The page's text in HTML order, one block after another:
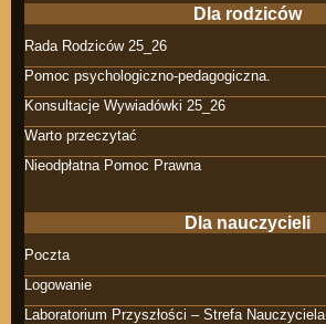
Dla rodziców
Rada Rodziców 25_26
Pomoc psychologiczno-pedagogiczna.
Konsultacje Wywiadówki 25_26
Warto przeczytać
Nieodpłatna Pomoc Prawna
Dla nauczycieli
Poczta
Logowanie
Laboratorium Przyszłości – Strefa Nauczyciela